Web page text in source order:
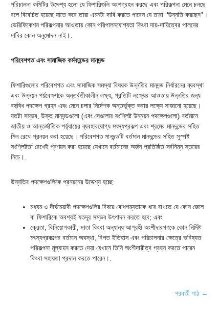
পরিচালনা কমিটির উদ্দেশ্য হলো যে ফিশারিগুলি অংশগ্রহন করছে এবং পরিকল্পনা মেনে চলছে
বলে বিবেচিত হয়েছে যাতে করে তারা এমনটা দাবি করতে পারেন যে তারা ‘‘উন্নতি করছেন’’।
ভেরিফিকেশন পরিকল্পনার আওতায় কোন পরিপালনযোগ্যতা কিংবা দায়-দায়িত্বের পালনের
দাবির কোন অনুমোদন নাই।.
পরিবেশগত এবং সামাজিক কর্মকান্ডের মানদন্ড
ফিশারিগুলোর পরিবেশগত এবং সামাজিক সমস্যা বিষয়ক উন্নতির মানদন্ড নির্ধারনের ব্যবস্থা
এবং উন্নয়ন পর্য়বেক্ষণকে অন্তর্বতীকালীন লক্ষ্য, প্রতিটি লক্ষ্যের আওতায় উন্নতির জন্য
বহুবিধ পদক্ষেপ গ্রহন এবং মেনে চলার নির্দেশক অন্তর্ভূক্ত করার লক্ষ্যে সাজানো হয়েছে।
যতটা সম্ভব, উক্ত মানদন্ডগুলো (এবং সেগুলোর সংশ্লিষ্ট উন্নয়ন পদক্ষেপগুলো) বর্তমানে
জাতীয় ও আন্তর্জাতিক পর্য়্যায়ের ব্যবহারযোগ্য মৎস্যপ্রকল্প এবং শ্রমের মানদন্ডের সহিত
মিল রেখে প্রনয়ন করা হয়েছে। পরিবেশগত মানদন্ডটি বর্তমান মানদন্ডের সহিত সুস্পষ্ট
সংশ্লিষ্টতা রেখেই প্রণয়ন করা হয়েছে যেখানে বর্তমানের অর্জন প্রতিষ্ঠিত সর্বনিম্ন স্তরের
নিচে।.
উন্নতির পদক্ষেপগুলিকে প্রনয়নের উদ্দেশ্য হচ্ছে:
মধ্যম ও দীর্ঘমেয়াদী পদক্ষেপগুলির বিষয়ে বোধগম্যতাকে ধরে রাখতে যে কোন জেলে
বা ফিশারিকে অবশ্যই যতদূর সম্ভব উৎপাদন করতে হবে; এবং
ক্রেতা, বিনিয়োগকারী, দাতা কিংবা অন্যান্য আগ্রহী অংশীদারগণকে কোন নির্দিষ্ট
মৎস্যপ্রকল্পের বর্তমান অবস্থা, বিগত ইতিহাস এবং পরিচালনার ক্ষেত্রে ভবিষ্যত
পরিকল্পনা মূল্যায়ন করতে দেয়া যেখানে তিনি অংশীদারীত্ব গ্রহন করতে পারেন
কিংবা সহায়তা প্রদান করতে পারেন।.
পরবর্তী পাঠ →